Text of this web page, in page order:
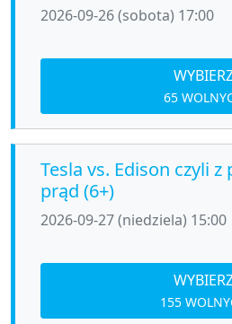
2026-09-26 (sobota) 17:00
65
Tesla vs. Edison czyli
prąd (6+)
2026-09-27 (niedziela) 15:00
155